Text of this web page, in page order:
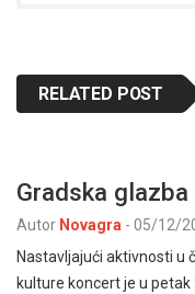
RELATED POST
Gradska
Autor Novagra - 05/12/
Nastavljajući aktivnosti u
kulture koncert je u